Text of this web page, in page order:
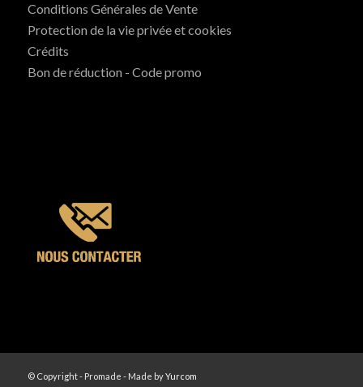
Conditions Générales de Vente
Protection de la vie privée et cookies
Crédits
Bon de réduction - Code promo
© Copyright - Promade - Made byYurcom